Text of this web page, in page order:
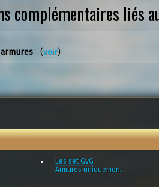
complémentaires liés
(voir)
Les set GvG
Armures uniquement